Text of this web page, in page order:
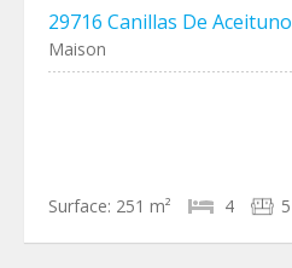
29716 Canillas De Aceituno
Maison
Surface: 251 m² 4 5